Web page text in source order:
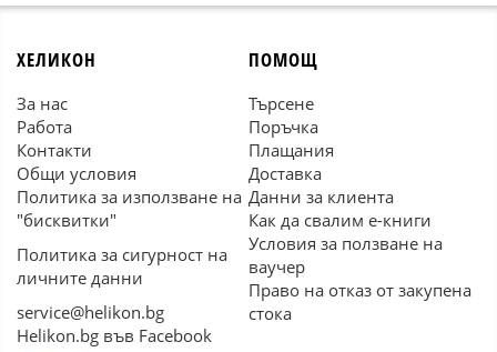
ХЕЛИКОН
За нас
Работа
Контакти
Общи условия
Политика за използване на
"бисквитки"
Политика за сигурност на
личните данни
service@helikon.bg
Helikon.bg във Facebook
ПОМОЩ
Търсене
Поръчка
Плащания
Доставка
Данни за клиента
Как да свалим е-книги
Условия за ползване на
ваучер
Право на отказ от закупена
стока